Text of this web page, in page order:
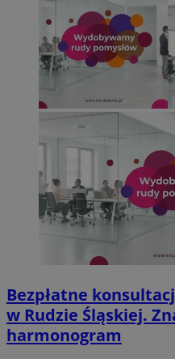
Bezpłatne
w Rudzie Śląskiej.
harmonogram